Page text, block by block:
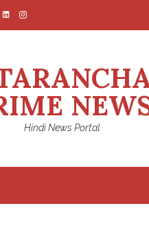
Hindi News Portal